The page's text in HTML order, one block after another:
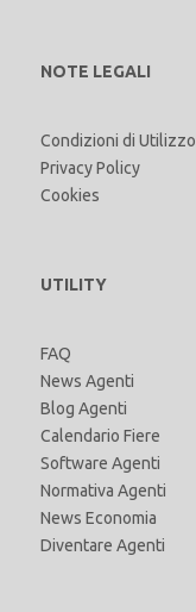
NOTE LEGALI
Condizioni di Utilizzo
Privacy Policy
Cookies
UTILITY
FAQ
News Agenti
Blog Agenti
Calendario Fiere
Software Agenti
Normativa Agenti
News Economia
Diventare Agenti